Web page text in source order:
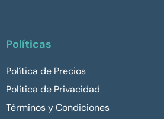
Políticas
Política de Precios
Política de Privacidad
Términos y Condiciones